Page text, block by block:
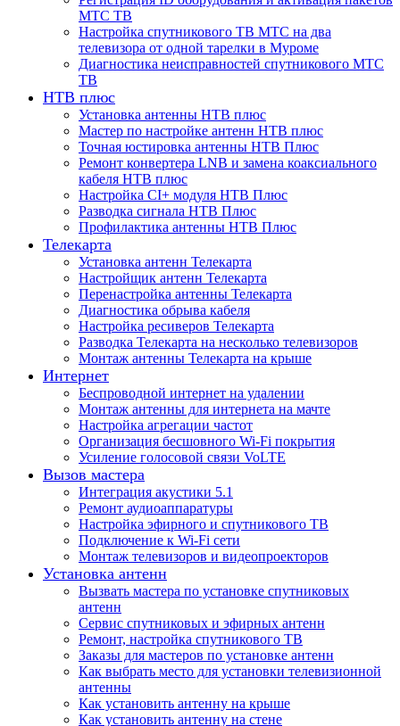
МТС ТВ
Настройка спутникового ТВ МТС на два
телевизора от одной тарелки в Муроме
Диагностика неисправностей спутникового МТС
ТВ
НТВ плюс
Установка антенны НТВ плюс
Мастер по настройке антенн НТВ плюс
Точная юстировка антенны НТВ Плюс
Ремонт конвертера LNB и замена коаксиального
кабеля НТВ плюс
Настройка CI+ модуля НТВ Плюс
Разводка сигнала НТВ Плюс
Профилактика антенны НТВ Плюс
Телекарта
Установка антенн Телекарта
Настройщик антенн Телекарта
Перенастройка антенны Телекарта
Диагностика обрыва кабеля
Настройка ресиверов Телекарта
Разводка Телекарта на несколько телевизоров
Монтаж антенны Телекарта на крыше
Интернет
Беспроводной интернет на удалении
Монтаж антенны для интернета на мачте
Настройка агрегации частот
Организация бесшовного Wi-Fi покрытия
Усиление голосовой связи VoLTE
Вызов мастера
Интеграция акустики 5.1
Ремонт аудиоаппаратуры
Настройка эфирного и спутникового ТВ
Подключение к Wi-Fi сети
Монтаж телевизоров и видеопроекторов
Установка антенн
Вызвать мастера по установке спутниковых
антенн
Сервис спутниковых и эфирных антенн
Ремонт, настройка спутникового ТВ
Заказы для мастеров по установке антенн
Как выбрать место для установки телевизионной
антенны
Как установить антенну на крыше
Как установить антенну на стене